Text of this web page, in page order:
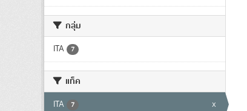
กลุ่ม
ITA 7
แท็ค
ITA 7 x